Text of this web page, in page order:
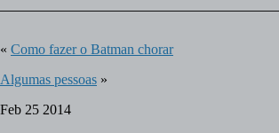
« Como fazer o Batman chorar
Algumas pessoas »
Feb 25 2014